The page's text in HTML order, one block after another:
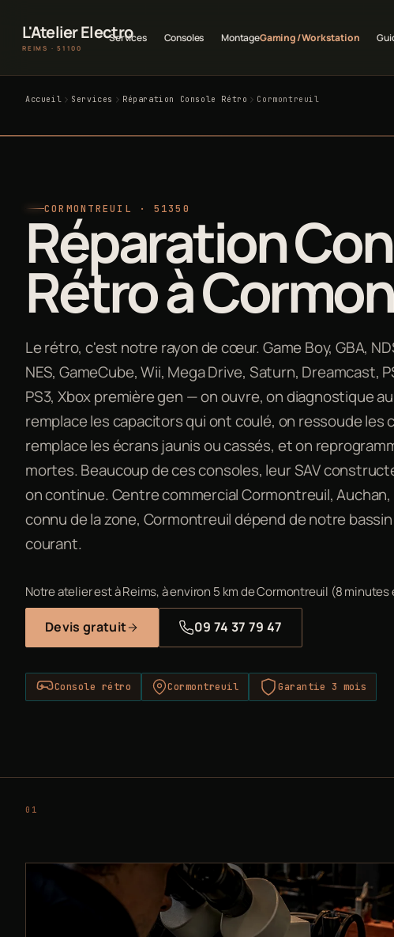
L'Atelier Electro
REIMS · 51100
Services Consoles MontageGaming / Workstation
Accueil Services Réparation Console Rétro Cormontreuil
CORMONTREUIL · 51350
Réparation
Rétro à
Le rétro, c'est notre rayon de cœur. Game Boy, GBA,
NES, GameCube, Wii, Mega Drive, Saturn, Dreamcast,
PS3, Xbox première gen — on ouvre, on diagnostique
remplace les capacitors qui ont coulé, on ressoude les
remplace les écrans jaunis ou cassés, et on
mortes. Beaucoup de ces consoles, leur SAV
on continue. Centre commercial Cormontreuil,
connu de la zone, Cormontreuil dépend de notre
courant.
Notre atelier est à Reims, à environ 5 km de Cormontreuil (8 minutes
Devis gratuit 09 74 37 79 47
Console rétro Cormontreuil Garantie 3 mois